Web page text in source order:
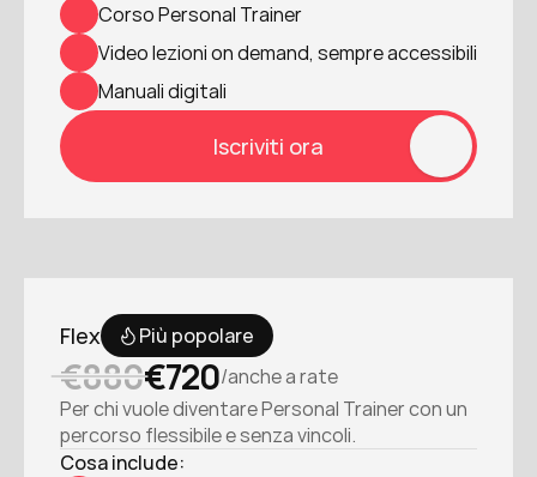
Corso Personal Trainer
Video lezioni on demand, sempre accessibili
Manuali digitali
Iscriviti ora
Flex Più popolare
€880€720/anche a rate
Per chi vuole diventare Personal Trainer con un
percorso flessibile e senza vincoli.
Cosa include: